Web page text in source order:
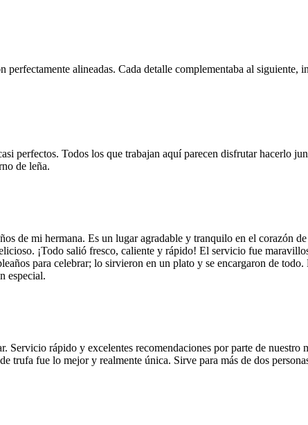
alineadas. Cada detalle complementaba al siguiente,
perfectos. Todos los que trabajan aquí parecen disfrutar hacerlo
de leña.
de mi hermana. Es un lugar agradable y tranquilo en el corazón
¡Todo salió fresco, caliente y rápido! El servicio fue
para celebrar; lo sirvieron en un plato y se encargaron de
especial.
Servicio rápido y excelentes recomendaciones por parte de
trufa fue lo mejor y realmente única. Sirve para más de dos